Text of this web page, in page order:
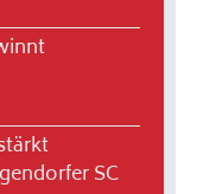
SC